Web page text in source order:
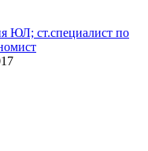
ЮЛ; ст.специалист по